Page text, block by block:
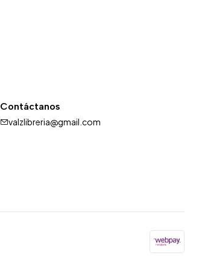
Contáctanos
valzlibreria@gmail.com